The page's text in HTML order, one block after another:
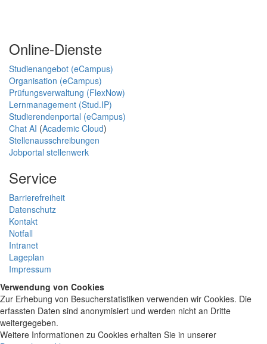
Online-Dienste
Studienangebot (eCampus)
Organisation (eCampus)
Prüfungsverwaltung (FlexNow)
Lernmanagement (Stud.IP)
Studierendenportal (eCampus)
Chat AI (Academic Cloud)
Stellenausschreibungen
Jobportal stellenwerk
Service
Barrierefreiheit
Datenschutz
Kontakt
Notfall
Intranet
Lageplan
Impressum
Verwendung von Cookies
Zur Erhebung von Besucherstatistiken verwenden wir Cookies. Die
erfassten Daten sind anonymisiert und werden nicht an Dritte
weitergegeben.
Weitere Informationen zu Cookies erhalten Sie in unserer